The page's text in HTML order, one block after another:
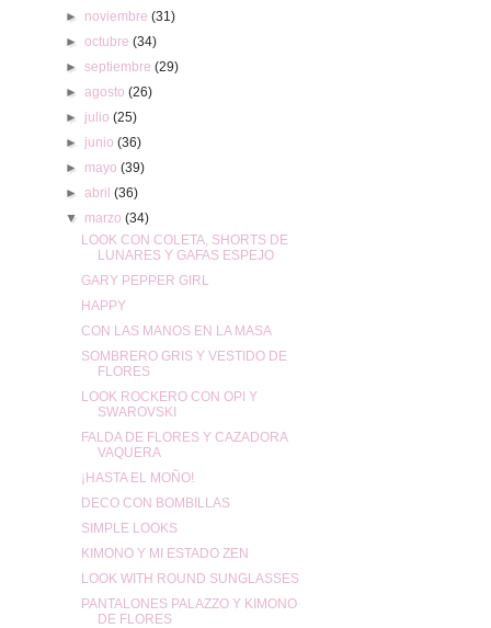
► noviembre (31)
► octubre (34)
► septiembre (29)
► agosto (26)
► julio (25)
► junio (36)
► mayo (39)
► abril (36)
▼ marzo (34)
LOOK CON COLETA, SHORTS DE
LUNARES Y GAFAS ESPEJO
GARY PEPPER GIRL
HAPPY
CON LAS MANOS EN LA MASA
SOMBRERO GRIS Y VESTIDO DE
FLORES
LOOK ROCKERO CON OPI Y
SWAROVSKI
FALDA DE FLORES Y CAZADORA
VAQUERA
¡HASTA EL MOÑO!
DECO CON BOMBILLAS
SIMPLE LOOKS
KIMONO Y MI ESTADO ZEN
LOOK WITH ROUND SUNGLASSES
PANTALONES PALAZZO Y KIMONO
DE FLORES